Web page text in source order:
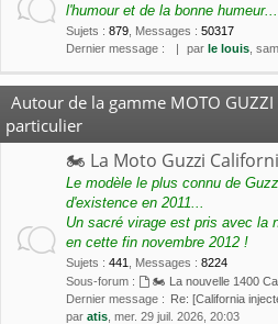
l'humour et de la bonne humeur...
Sujets : 879 Messages : 50317
Dernier message :
par le louis ,
Autour de la gamme MOTO
particulier
🏍 La Moto Guzzi
Le modèle le plus connu de
d'existence en 2011...
Un sacré virage est pris avec la
en cette fin novembre 2012 !
Sujets : 441 Messages : 8224
Sous-forum :
🏍 La nouvelle 1400
Dernier message : Re: [California
par atis , mer. 29 juil. 2026, 20:03